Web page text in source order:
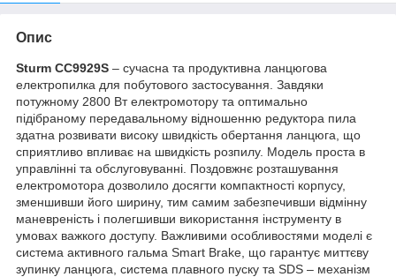
Опис
Sturm CC9929S – сучасна та продуктивна ланцюгова
електропилка для побутового застосування. Завдяки
потужному 2800 Вт електромотору та оптимально
підібраному передавальному відношенню редуктора пила
здатна розвивати високу швидкість обертання ланцюга, що
сприятливо впливає на швидкість розпилу. Модель проста в
управлінні та обслуговуванні. Поздовжнє розташування
електромотора дозволило досягти компактності корпусу,
зменшивши його ширину, тим самим забезпечивши відмінну
маневреність і полегшивши використання інструменту в
умовах важкого доступу. Важливими особливостями моделі є
система активного гальма Smart Brake, що гарантує миттєву
зупинку ланцюга, система плавного пуску та SDS – механізм